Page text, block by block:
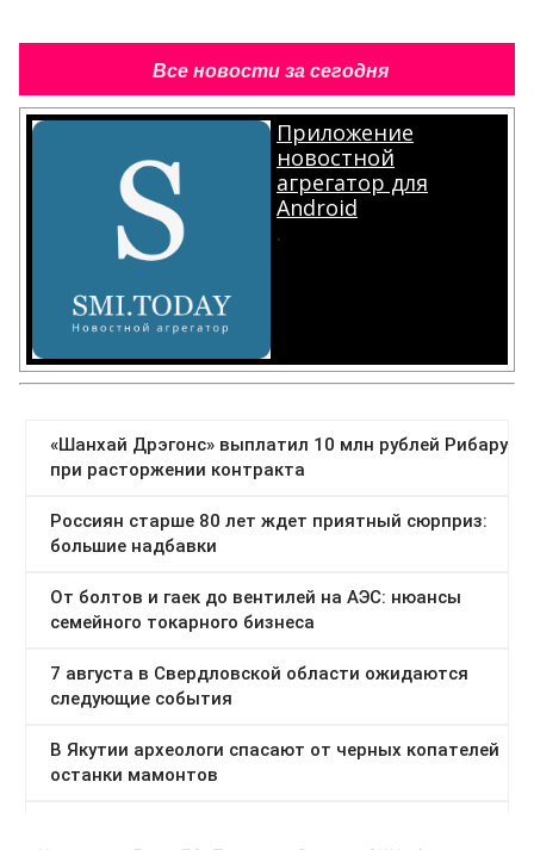
Все новости за сегодня
Приложение
новостной
агрегатор для
Android
.